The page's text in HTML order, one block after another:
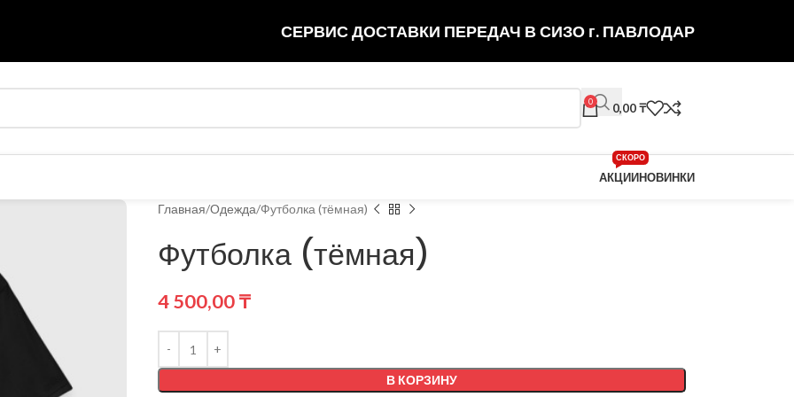
СЕРВИС ДОСТАВКИ ПЕРЕДАЧ В СИЗО г. ПАВЛОДАР
0 0,00₸
АКЦИИ
СКОРО
НОВИНКИ
Главная Одежда Футболка (тёмная)
Футболка (тёмная)
4 500,00₸
В КОРЗИНУ